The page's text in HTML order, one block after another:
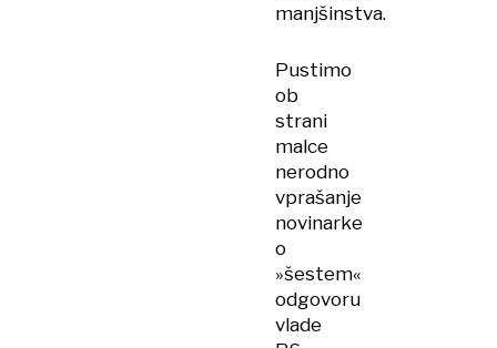
manjšinstva.
Pustimo
ob
strani
malce
nerodno
vprašanje
novinarke
o
»šestem«
odgovoru
vlade